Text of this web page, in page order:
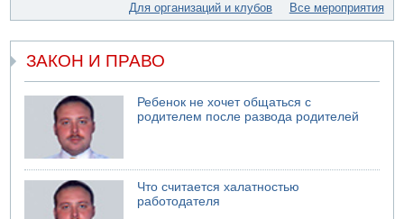
07.08.2026 11:05
Саудовская Аравия опасается нападения хуситов и
иракских ополченцев
07.08.2026 08:29
В Бат-Яме утонул мужчина
07.08.2026 08:29
Стрельба в школе Таиланда
07.08.2026 06:47
Недалеко от Бейт-Шемеша погиб велосипедист
07.08.2026 06:24
Саудовская Аравия сообщает о нападении хуситов
Для организаций и клубов Все мероприятия
ЗАКОН И ПРАВО
Ребенок не хочет общаться с
родителем после развода родителей
Что считается халатностью
работодателя